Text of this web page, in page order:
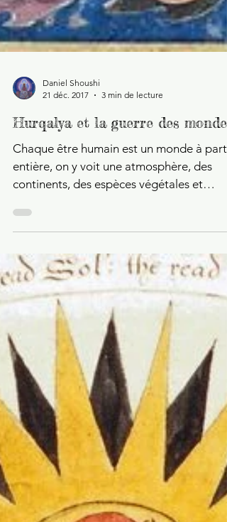
21 déc. 2017
3 min de lecture
Hurqalya et la guerre des mondes
Chaque être humain est un monde à part
continents, des espèces végétales et
animales de toutes...